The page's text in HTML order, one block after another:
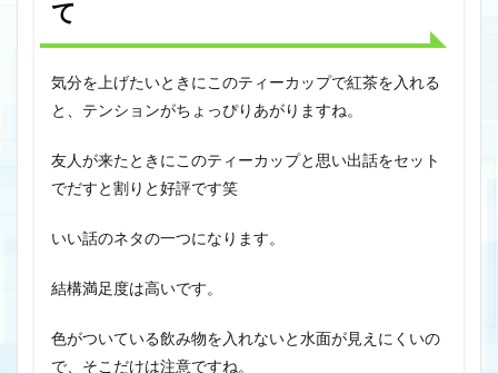
て
気分を上げたいときにこのティーカップで紅茶を入れる
と、テンションがちょっぴりあがりますね。
友人が来たときにこのティーカップと思い出話をセット
でだすと割りと好評です笑
いい話のネタの一つになります。
結構満足度は高いです。
色がついている飲み物を入れないと水面が見えにくいの
で、そこだけは注意ですね。